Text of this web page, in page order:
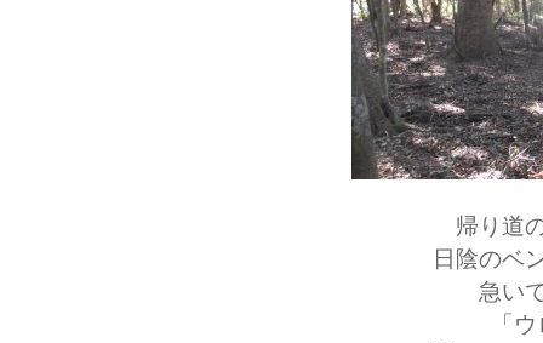
帰り道
日陰のベ
急い
「